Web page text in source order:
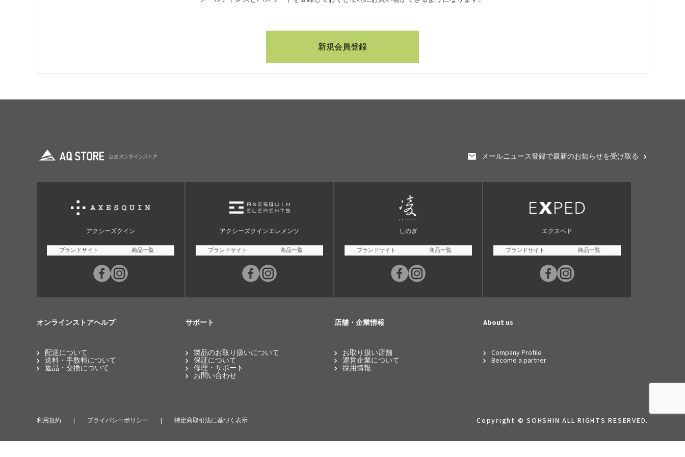
メールニュース登録で最新のお知らせを受け取る
アクシーズクイン
ブランドサイト 商品一覧
アクシーズクインエレメンツ
ブランドサイト 商品一覧
しのぎ
ブランドサイト 商品一覧
エクスペド
ブランドサイト 商品一覧
オンラインストアヘルプ
配送について
送料・手数料について
返品・交換について
サポート
製品のお取り扱いについて
保証について
修理・サポート
お問い合わせ
店舗・企業情報
お取り扱い店舗
運営企業について
採用情報
About us
Company Profile
Become a partner
利用規約 プライバシーポリシー 特定商取引法に基づく表示 Copyright © SOHSHIN ALL RIGHTS RESERVED.